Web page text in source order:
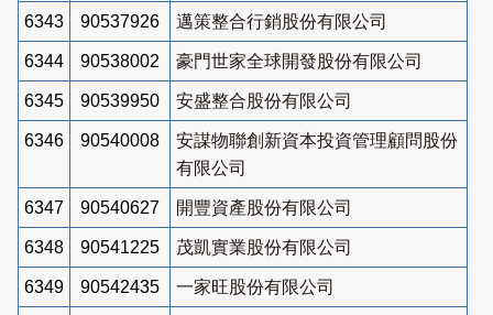
6343 90537926 邁策整合行銷股份有限公司
6344 90538002 豪門世家全球開發股份有限公司
6345 90539950 安盛整合股份有限公司
6346 90540008
安謀物聯創新資本投資管理顧問股份
有限公司
6347 90540627 開豐資產股份有限公司
6348 90541225 茂凱實業股份有限公司
6349 90542435 一家旺股份有限公司